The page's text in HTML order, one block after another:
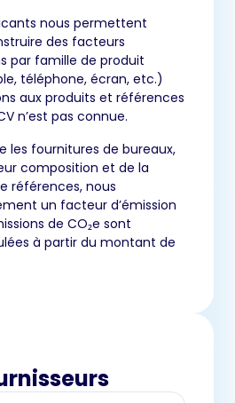
nous permettent
des facteurs
par famille de produit
téléphone, écran, etc.)
aux produits et références
n’est pas connue.
les fournitures de bureaux,
composition et de la
références, nous
un facteur d’émission
de CO₂e sont
à partir du montant de